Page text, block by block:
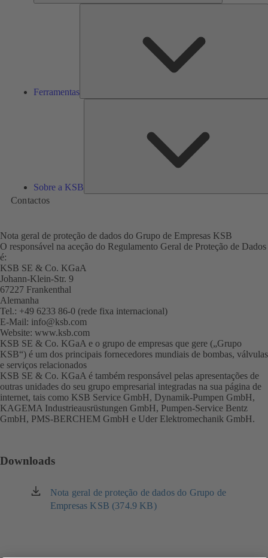
Ferramentas
Sobre a KSB
Contactos
Nota geral de proteção de dados do Grupo de Empresas KSB
O responsável na aceção do Regulamento Geral de Proteção de Dados
é:
KSB SE & Co. KGaA
Johann-Klein-Str. 9
67227 Frankenthal
Alemanha
Tel.: +49 6233 86-0 (rede fixa internacional)
E-Mail: info@ksb.com
Website: www.ksb.com
em
uma
aba)
KSB SE & Co. KGaA e o grupo de empresas que gere („Grupo
KSB“) é um dos principais fornecedores mundiais de bombas, válvulas
e serviços relacionados
KSB SE & Co. KGaA é também responsável pelas apresentações de
outras unidades do seu grupo empresarial integradas na sua página de
internet, tais como KSB Service GmbH, Dynamik-Pumpen GmbH,
KAGEMA Industrieausrüstungen GmbH, Pumpen-Service Bentz
GmbH, PMS-BERCHEM GmbH e Uder Elektromechanik GmbH.
Downloads
Nota geral de proteção de dados do Grupo de
Empresas KSB (374.9 KB)
(abre
em